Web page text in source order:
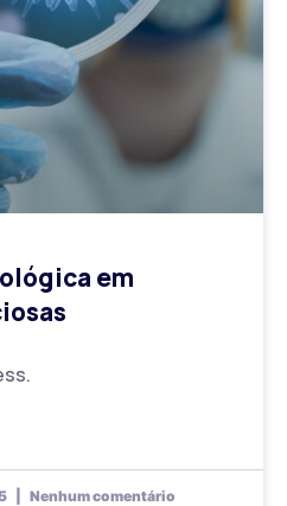
em
Nenhum comentário